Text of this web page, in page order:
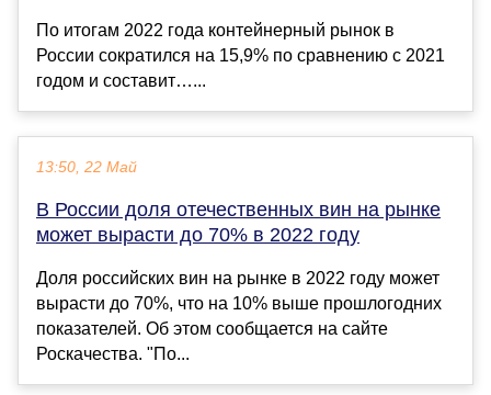
По итогам 2022 года контейнерный рынок в
России сократился на 15,9% по сравнению с 2021
годом и составит…...
13:50, 22 Май
В России доля отечественных вин на рынке
может вырасти до 70% в 2022 году
Доля российских вин на рынке в 2022 году может
вырасти до 70%, что на 10% выше прошлогодних
показателей. Об этом сообщается на сайте
Роскачества. "По...